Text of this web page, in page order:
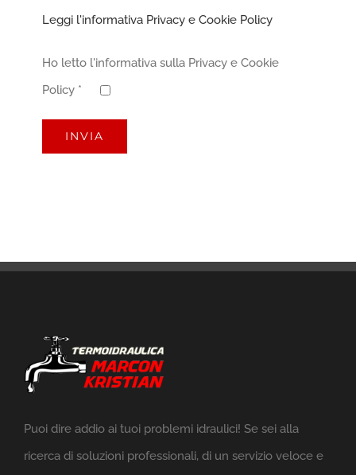
Leggi l'informativa Privacy e Cookie Policy
Ho letto l'informativa sulla Privacy e Cookie
Policy *
Puoi dire addio ai tuoi problemi idraulici! Se sei alla
ricerca di soluzioni professionali, di un servizio veloce e